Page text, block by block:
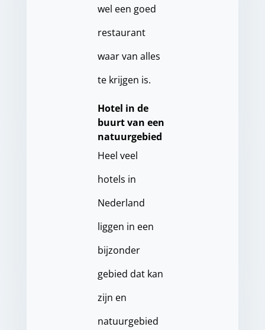
wel een goed
restaurant
waar van alles
te krijgen is.
Hotel in de
buurt van een
natuurgebied
Heel veel
hotels in
Nederland
liggen in een
bijzonder
gebied dat kan
zijn en
natuurgebied